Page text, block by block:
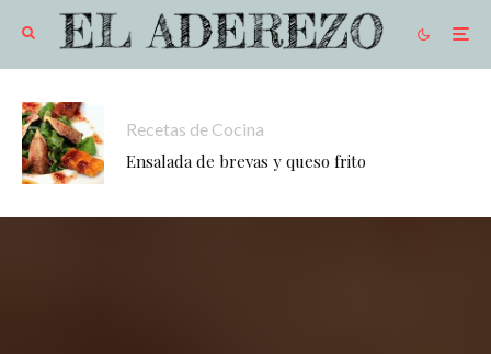
Recetas de Cocina
Ensalada de brevas y queso frito